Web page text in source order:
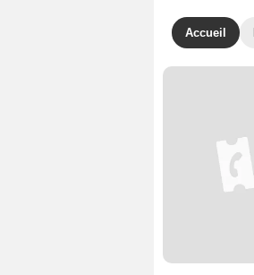
Accueil